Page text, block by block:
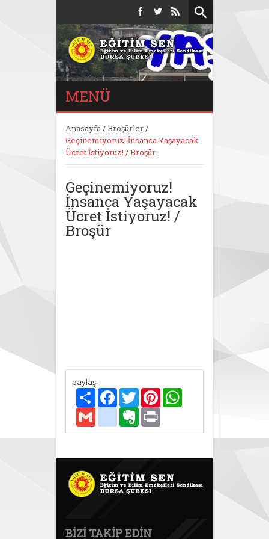
MENÜ
Anasayfa/Broşürler/
Geçinemiyoruz! İnsanca Yaşayacak
Ücret İstiyoruz! / Broşür
Geçinemiyoruz!
İnsanca Yaşayacak
Ücret İstiyoruz! /
Broşür
paylaş:
PaylaşFacebook
TwitterPinterest
Gmail deliciousEvernote
BIZI TAKIP EDIN